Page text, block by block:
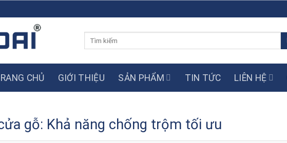
CHỦ GIỚI THIỆU SẢN PHẨM TIN TỨC LIÊN HỆ
gỗ: Khả năng chống trộm tối ưu